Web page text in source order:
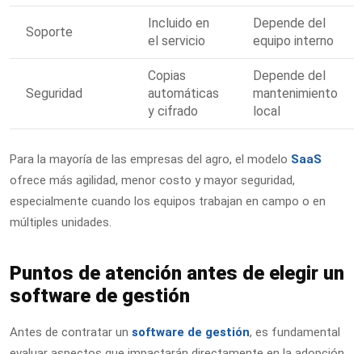
Soporte
Incluido en
el servicio
Depende del
equipo interno
Seguridad
Copias
automáticas
y cifrado
Depende del
mantenimiento
local
Para la mayoría de las empresas del agro, el modelo SaaS
ofrece más agilidad, menor costo y mayor seguridad,
especialmente cuando los equipos trabajan en campo o en
múltiples unidades.
Puntos de atención antes de elegir un
software de gestión
Antes de contratar un software de gestión, es fundamental